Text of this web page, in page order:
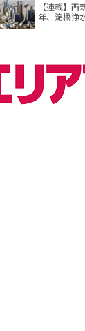
【連載】
年、淀橋浄